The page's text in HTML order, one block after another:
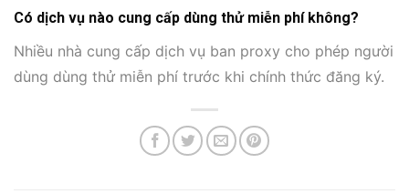
Có dịch vụ nào cung cấp dùng thử miễn phí không?
Nhiều nhà cung cấp dịch vụ ban proxy cho phép người
dùng dùng thử miễn phí trước khi chính thức đăng ký.